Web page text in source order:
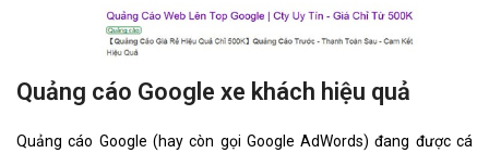
Quảng cáo Google xe khách hiệu quả
Quảng cáo Google (hay còn gọi Google AdWords) đang được cá